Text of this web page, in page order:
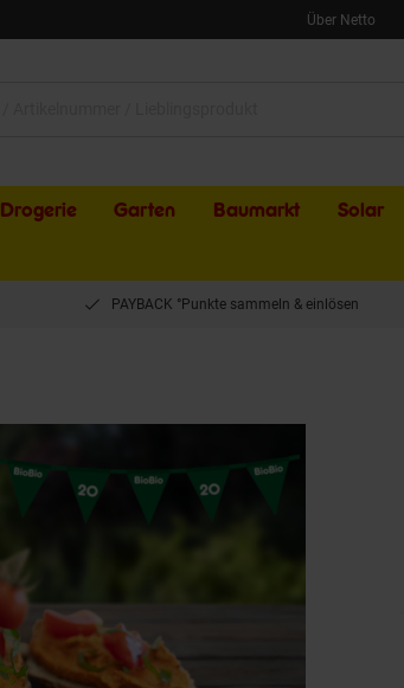
Über Netto
Drogerie Garten Baumarkt Solar
PAYBACK °Punkte sammeln & einlösen